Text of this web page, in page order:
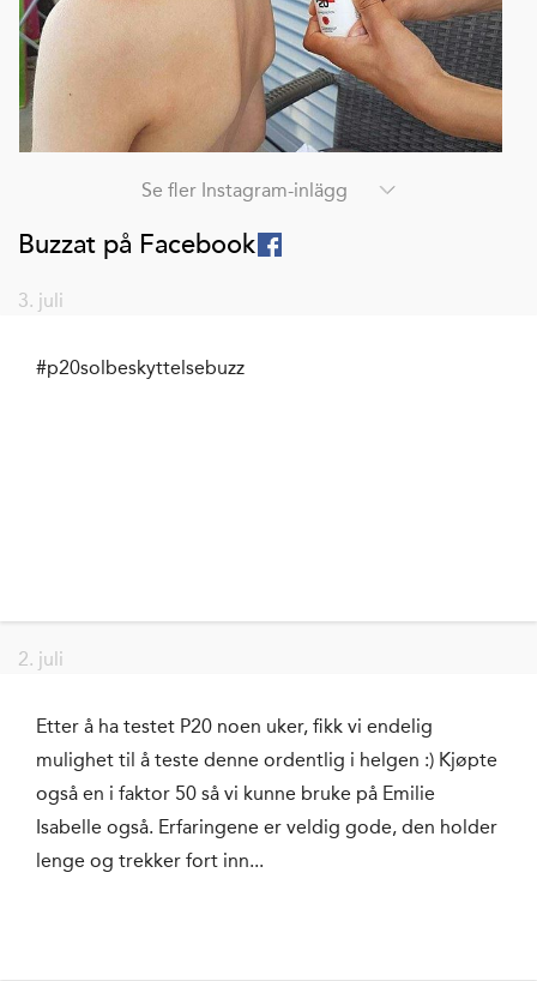
Se fler Instagram-inlägg
Buzzat på Facebook
3. juli
#p20solbeskyttelsebuzz
2. juli
Etter å ha testet P20 noen uker, fikk vi endelig
mulighet til å teste denne ordentlig i helgen :) Kjøpte
også en i faktor 50 så vi kunne bruke på Emilie
Isabelle også. Erfaringene er veldig gode, den holder
lenge og trekker fort inn...